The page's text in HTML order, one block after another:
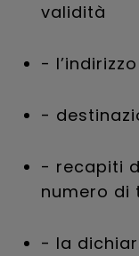
validità
-
-
- recapiti
numero di
- la